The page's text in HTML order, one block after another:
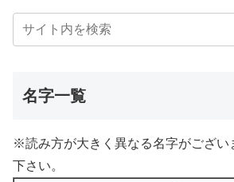
名字一覧
※読み方が大きく異なる名字がござい
下さい。